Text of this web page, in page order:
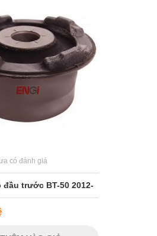
có đánh giá
đầu trước BT-50 2012-